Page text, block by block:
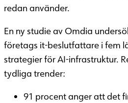
redan använder.
En ny studie av Omdia
företags it-beslutfattare i fem
strategier för AI-infrastruktur.
tydliga trender:
91 procent anger att det